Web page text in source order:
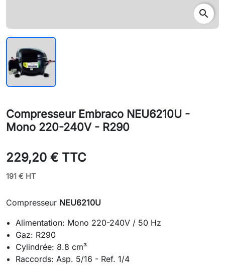
search
Compresseur Embraco NEU6210U -
Mono 220-240V - R290
229,20 € TTC
191 € HT
Compresseur NEU6210U
Alimentation: Mono 220-240V / 50 Hz
Gaz: R290
Cylindrée: 8.8 cm³
Raccords: Asp. 5/16 - Ref. 1/4